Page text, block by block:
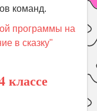
команд.
программы на
в сказку"
классе